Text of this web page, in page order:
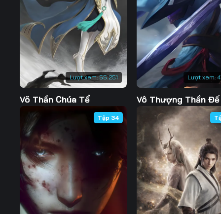
Tập 130 Tập 131 Tập 132
Tập 137 Tập 138 Tập 139
Tập 144 Tập 145 Tập 146
Tập 151 Tập 152 Tập 153
Tập 158
Tập 166 Tập 167
Tập 172 Tập 174
Tập 179 Tập 180 Tập 181
Tập 186 Tập 187 Tập 188
Tập 193 Tập 194 Tập 195
Lượt xem:55.251
Võ Thần Chúa Tể
Lượt xem:
Vô Thượng Thần Đế
Tập 34